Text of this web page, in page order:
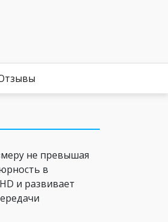
не превышая
в
и развивает